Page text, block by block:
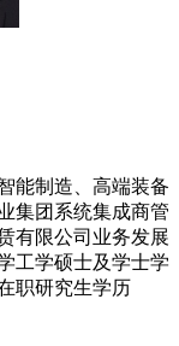
能制造、高端装备
集团系统集成商管
有限公司业务发展
工学硕士及学士学
职研究生学历